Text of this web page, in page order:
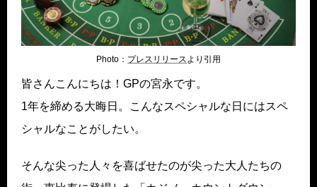
Photo： プレスリリ ースより引用
皆さんこんにちは！GPの宮永です。
1年を締める大晦日。こんなスペシャルな日にはスペ
シャルなことがしたい。
そんな尖った人々を喜ばせたのが尖った大人たちの